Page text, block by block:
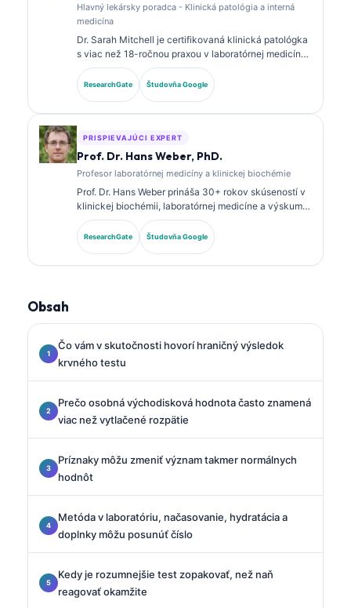
Hlavný lekársky poradca - Klinická patológia a interná
medicína
Dr. Sarah Mitchell je certifikovaná klinická patológka
s viac než 18-ročnou praxou v laboratórnej medicíne
a diagnostickej analýze. Má špecializované
certifikácie v klinickej biochémii a rozsiahle
publikovala o paneloch biomarkerov a laboratórnej
ResearchGate Študovňa Google
PRISPIEVAJÚCI EXPERT
Prof. Dr. Hans Weber, PhD.
Profesor laboratórnej medicíny a klinickej biochémie
Prof. Dr. Hans Weber prináša 30+ rokov skúseností v
klinickej biochémii, laboratórnej medicíne a výskume
biomarkerov. Bývalý prezident Nemeckej spoločnosti
pre klinickú biochémiu, špecializuje sa na analýzu
diagnostických panelov, štandardizáciu biomarkerov
ResearchGate Študovňa Google
Obsah
Čo vám v skutočnosti hovorí hraničný výsledok
krvného testu
Prečo osobná východisková hodnota často znamená
viac než vytlačené rozpätie
Príznaky môžu zmeniť význam takmer normálnych
hodnôt
Metóda v laboratóriu, načasovanie, hydratácia a
doplnky môžu posunúť číslo
Kedy je rozumnejšie test zopakovať, než naň
reagovať okamžite